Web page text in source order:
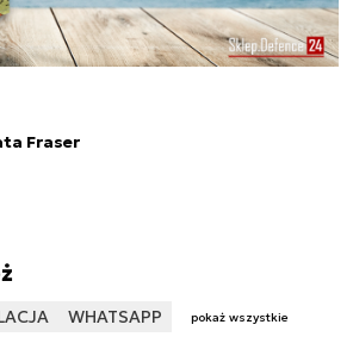
Fraser
WHATSAPP pokaż wszystkie